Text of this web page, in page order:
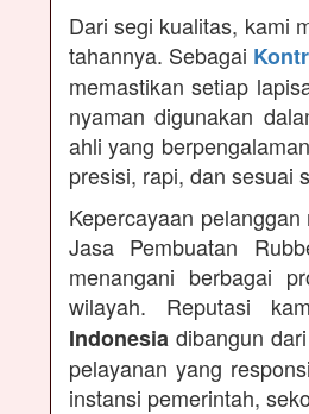
Dari segi kualitas, kami
tahannya. Sebagai
memastikan setiap
nyaman digunakan
ahli yang
presisi, rapi, dan sesuai
Kepercayaan
Jasa Pembuatan
menangani berbagai
wilayah. Reputasi
Indonesia dibangun
pelayanan yang
instansi pemerintah,